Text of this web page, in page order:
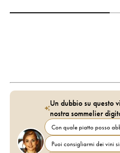
Un dubbio su questo
nostra sommelier
Con quale piatto posso
Puoi consigliarmi dei vini